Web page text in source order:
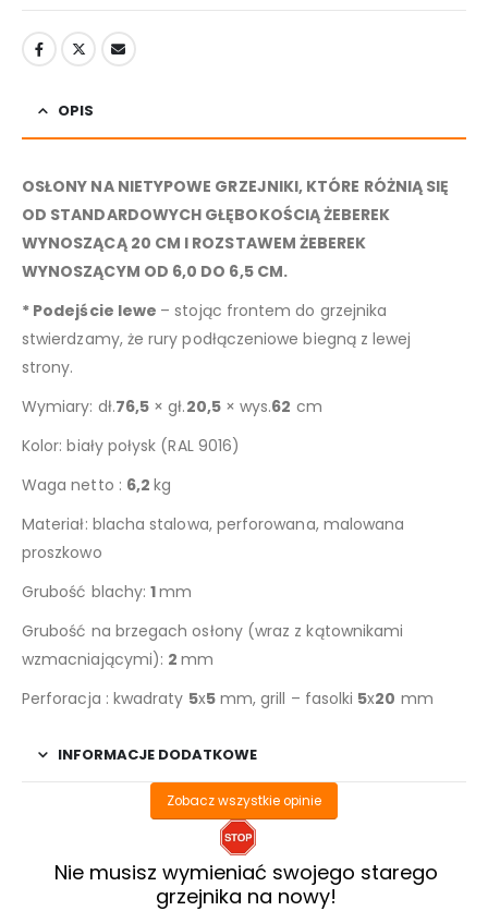
OPIS
OSŁONY NA NIETYPOWE GRZEJNIKI, KTÓRE RÓŻNIĄ SIĘ
OD STANDARDOWYCH GŁĘBOKOŚCIĄ ŻEBEREK
WYNOSZĄCĄ 20 CM I ROZSTAWEM ŻEBEREK
WYNOSZĄCYM OD 6,0 DO 6,5 CM.
* Podejście lewe – stojąc frontem do grzejnika
stwierdzamy, że rury podłączeniowe biegną z lewej
strony.
Wymiary: dł.76,5 × gł.20,5× wys.62 cm
Kolor: biały połysk (RAL 9016)
Waga netto : 6,2kg
Materiał: blacha stalowa, perforowana, malowana
proszkowo
Grubość blachy:1mm
Grubość na brzegach osłony (wraz z kątownikami
wzmacniającymi): 2mm
Perforacja : kwadraty 5x5mm, grill – fasolki 5x20 mm
INFORMACJE DODATKOWE
Zobacz wszystkie opinie
Nie musisz wymieniać swojego starego
grzejnika na nowy!